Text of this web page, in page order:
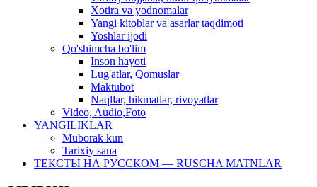
Xotira va yodnomalar
Yangi kitoblar va asarlar taqdimoti
Yoshlar ijodi
Qo'shimcha bo'lim
Inson hayoti
Lug'atlar, Qomuslar
Maktubot
Naqllar, hikmatlar, rivoyatlar
Video, Audio,Foto
YANGILIKLAR
Muborak kun
Tarixiy sana
ТЕКСТЫ НА РУССКОМ — RUSCHA MATNLAR